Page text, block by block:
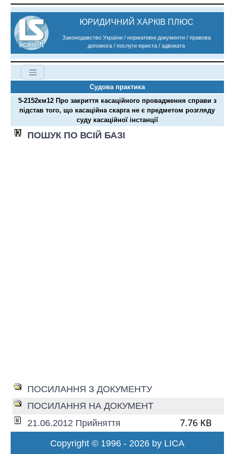
ЮРИДИЧНИЙ ХАРКІВ ПЛЮС
Законодавство України / нормативні документи / правова
допомога / послуги юриста / адвоката
Судова практика
5-2152км12 Про закриття касаційного провадження справи з
підстав того, що касаційна скарга не є предметом розгляду
суду касаційної інстанції
ПОШУК ПО ВСІЙ БАЗІ
ПОСИЛАННЯ З ДОКУМЕНТУ
ПОСИЛАННЯ НА ДОКУМЕНТ
21.06.2012 Прийняття
7.76 KB
Copyright © 1996 - 2026 by LICA